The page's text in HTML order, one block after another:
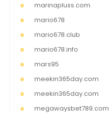
marinapluss.com
mario678
mario678.club
mario678.info
mars95
meekin365day.com
meekin365day.com
megawaysbet789.com